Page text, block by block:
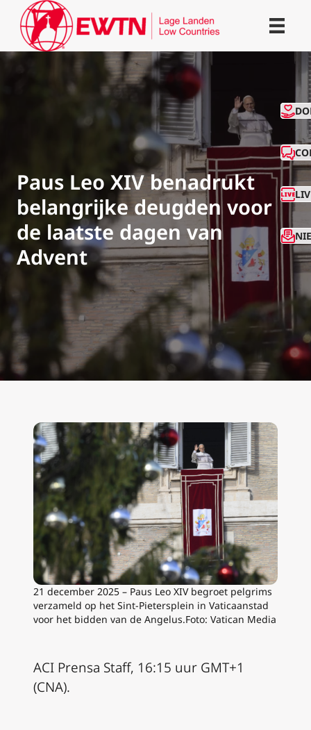
Paus Leo XIV benadrukt
belangrijke deugden voor
de laatste dagen van
Advent
21 december 2025 – Paus Leo XIV begroet pelgrims
verzameld op het Sint-Pietersplein in Vaticaanstad
voor het bidden van de Angelus.Foto: Vatican Media
ACI Prensa Staff, 16:15 uur GMT+1
(CNA).